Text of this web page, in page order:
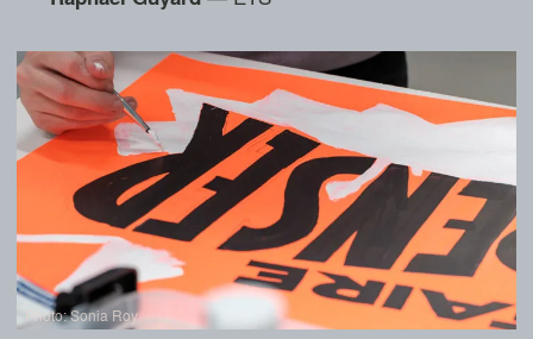
Photo: Sonia Roy
Photo: Sonia Roy